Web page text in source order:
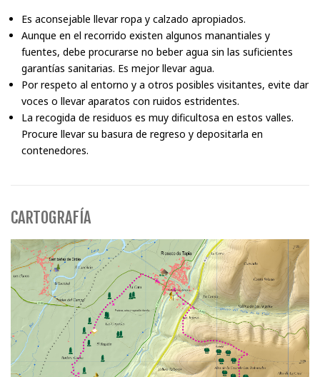
Es aconsejable llevar ropa y calzado apropiados.
Aunque en el recorrido existen algunos manantiales y
fuentes, debe procurarse no beber agua sin las suficientes
garantías sanitarias. Es mejor llevar agua.
Por respeto al entorno y a otros posibles visitantes, evite dar
voces o llevar aparatos con ruidos estridentes.
La recogida de residuos es muy dificultosa en estos valles.
Procure llevar su basura de regreso y depositarla en
contenedores.
CARTOGRAFÍA